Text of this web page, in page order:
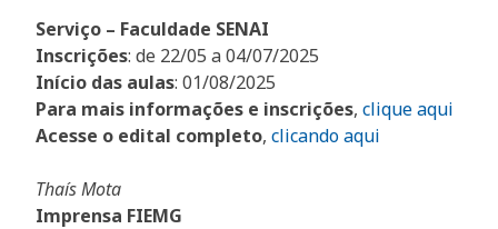
Serviço – Faculdade SENAI
Inscrições: de 22/05 a 04/07/2025
Início das aulas: 01/08/2025
Para mais informações e inscrições,clique aqui
Acesse o edital completo,clicando aqui
Thaís Mota
Imprensa FIEMG